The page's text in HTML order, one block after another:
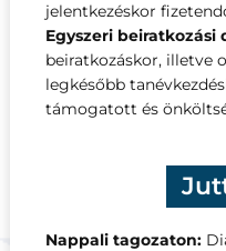
jelentkezéskor
Egyszeri beiratkozási
beiratkozáskor, illetve
legkésőbb
támogatott és
Nappali tagozaton: